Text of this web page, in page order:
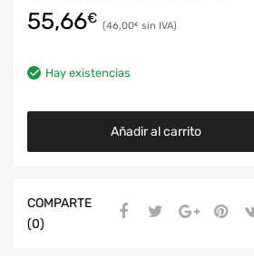
55,66€ 46,00€
Hay existencias
Añadir al carrito
COMPARTE
(0)